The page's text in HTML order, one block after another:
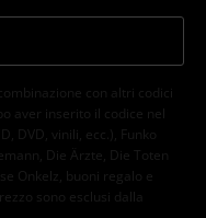
con altri codici
aver inserito il codice nel
DVD, vinili, ecc.), Funko
Die Ärzte, Die Toten
Onkelz, buoni regalo e
sono esclusi dalla